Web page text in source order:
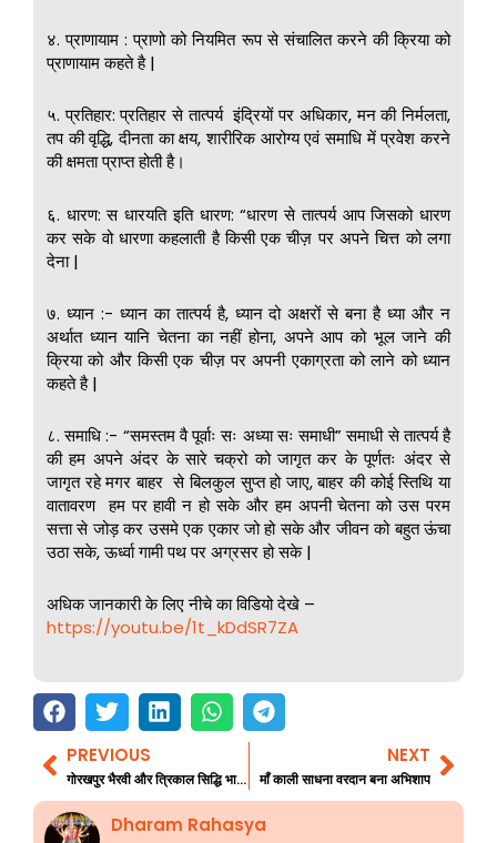
४. प्राणायाम : प्राणो को नियमित रूप से संचालित करने की क्रिया को
प्राणायाम कहते है |
५. प्रतिहार: प्रतिहार से तात्पर्य इंद्रियों पर अधिकार, मन की निर्मलता,
तप की वृद्धि, दीनता का क्षय, शारीरिक आरोग्य एवं समाधि में प्रवेश करने
की क्षमता प्राप्त होती है।
६. धारण: स धारयति इति धारण: “धारण से तात्पर्य आप जिसको धारण
कर सके वो धारणा कहलाती है किसी एक चीज़ पर अपने चित्त को लगा
देना |
७. ध्यान :- ध्यान का तात्पर्य है, ध्यान दो अक्षरों से बना है ध्या और न
अर्थात ध्यान यानि चेतना का नहीं होना, अपने आप को भूल जाने की
क्रिया को और किसी एक चीज़ पर अपनी एकाग्रता को लाने को ध्यान
कहते है |
८. समाधि :- “समस्तम वै पूर्वाः सः अध्या सः समाधी” समाधी से तात्पर्य है
की हम अपने अंदर के सारे चक्रो को जागृत कर के पूर्णतः अंदर से
जागृत रहे मगर बाहर से बिलकुल सुप्त हो जाए, बाहर की कोई स्तिथि या
वातावरण हम पर हावी न हो सके और हम अपनी चेतना को उस परम
सत्ता से जोड़ कर उसमे एक एकार जो हो सके और जीवन को बहुत ऊंचा
उठा सके, ऊर्ध्वा गामी पथ पर अग्रसर हो सके |
अधिक जानकारी के लिए नीचे का विडियो देखे –
https://youtu.be/1t_kDdSR7ZA
Prev
PREVIOUS
गोरखपुर भैरवी और त्रिकाल सिद्धि भाग 1
NEXT
माँ काली साधना वरदान बना अभिशाप
Dharam Rahasya